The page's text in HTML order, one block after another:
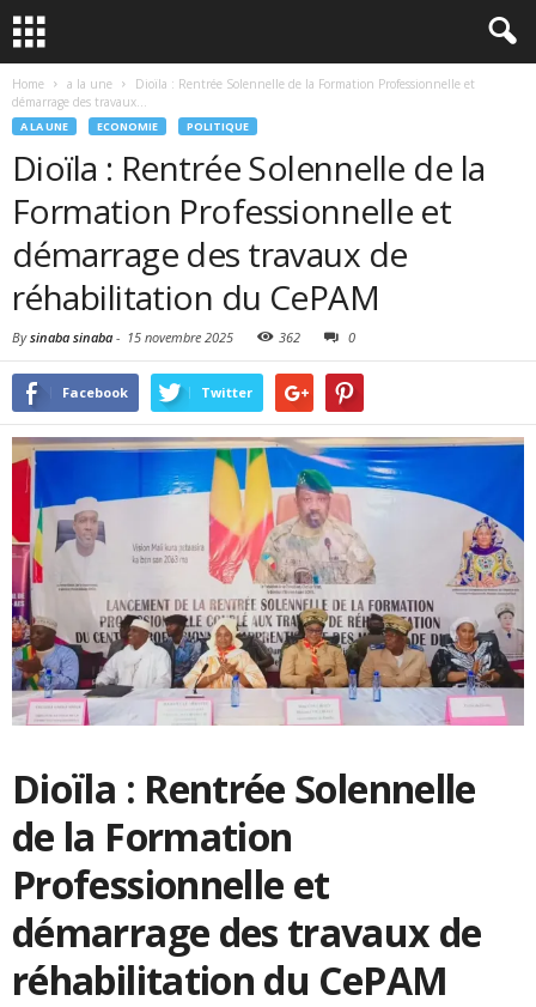
Home a la une
Dioïla : Rentrée Solennelle de la Formation Professionnelle et
démarrage des travaux...
A LA UNE ECONOMIE POLITIQUE
Dioïla : Rentrée Solennelle de la
Formation Professionnelle et
démarrage des travaux de
réhabilitation du CePAM
Bysinaba sinaba - 15 novembre 2025 362 0
Facebook Twitter
Dioïla : Rentrée Solennelle
de la Formation
Professionnelle et
démarrage des travaux de
réhabilitation du CePAM